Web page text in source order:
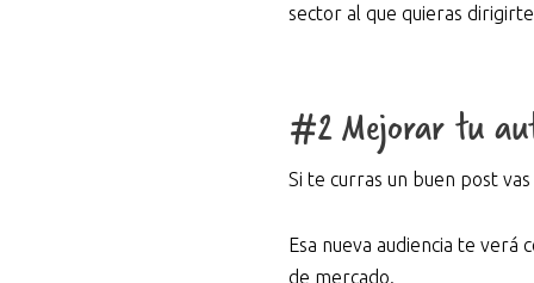
sector al que quieras
#2 Mejorar tu
Si te curras un buen post
Esa nueva audiencia te
de mercado.